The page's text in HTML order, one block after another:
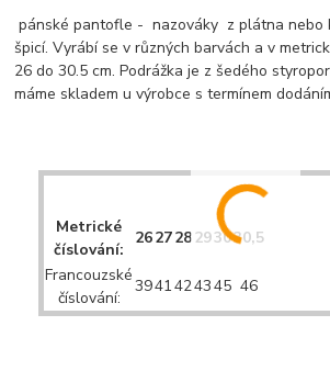
pánské pantofle - nazováky z plátna nebo
špicí. Vyrábí se v různých barvách a v
26 do 30.5 cm. Podrážka je z šedého
máme skladem u výrobce s termínem
Metrické
číslování:
262728293030,5
Francouzské
číslování:
3941424345 46